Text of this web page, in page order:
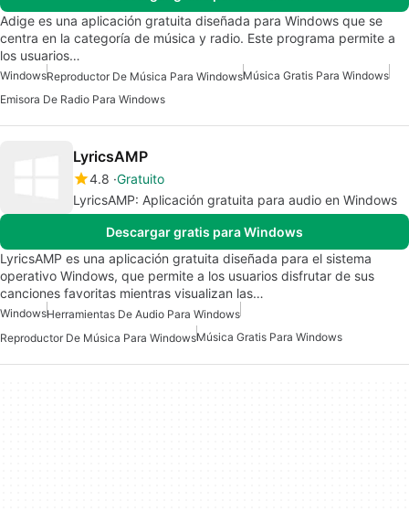
Adige es una aplicación gratuita diseñada para Windows que se
centra en la categoría de música y radio. Este programa permite a
los usuarios…
WindowsReproductor De Música Para WindowsMúsica Gratis Para Windows
Emisora De Radio Para Windows
LyricsAMP
4.8 Gratuito
LyricsAMP: Aplicación gratuita para audio en Windows
Descargar gratis para Windows
LyricsAMP es una aplicación gratuita diseñada para el sistema
operativo Windows, que permite a los usuarios disfrutar de sus
canciones favoritas mientras visualizan las…
WindowsHerramientas De Audio Para Windows
Reproductor De Música Para WindowsMúsica Gratis Para Windows